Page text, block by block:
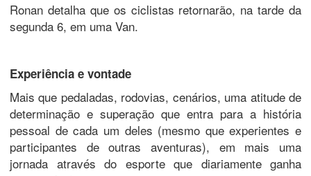
Ronan detalha que os ciclistas retornarão, na tarde da
segunda 6, em uma Van.
Experiência e vontade
Mais que pedaladas, rodovias, cenários, uma atitude de
determinação e superação que entra para a história
pessoal de cada um deles (mesmo que experientes e
participantes de outras aventuras), em mais uma
jornada através do esporte que diariamente ganha